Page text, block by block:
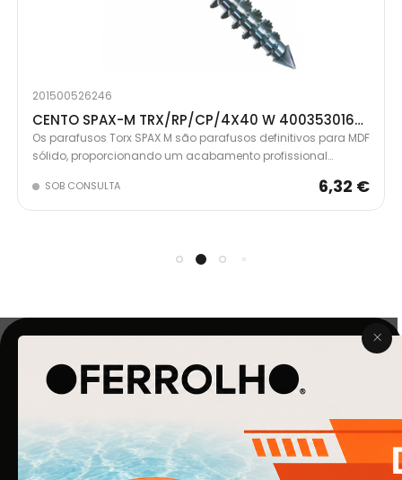
201500526246
CENTO SPAX-M TRX/RP/CP/4X40 W 4003530168468
Os parafusos Torx SPAX M são parafusos definitivos para MDF
sólido, proporcionando um acabamento profissional
nervuras escareadas para potência máxima de
acionamento sem rachar a madeira.
SOB CONSULTA 6,32 €
O Ferrolho iniciou a sua atividade em 1990. O que começou
por ser uma simples empresa de ferragens para